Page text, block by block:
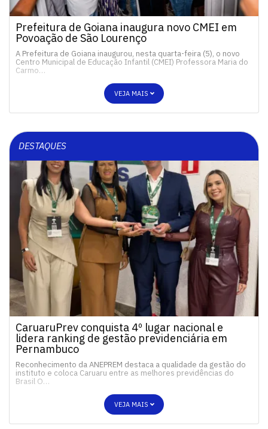
Prefeitura de Goiana inaugura novo CMEI em
Povoação de São Lourenço
A Prefeitura de Goiana inaugurou, nesta quarta-feira (5), o novo
Centro Municipal de Educação Infantil (CMEI) Professora Maria do
Carmo…
VEJA MAIS
DESTAQUES
CaruaruPrev conquista 4º lugar nacional e
lidera ranking de gestão previdenciária em
Pernambuco
Reconhecimento da ANEPREM destaca a qualidade da gestão do
instituto e coloca Caruaru entre as melhores previdências do
Brasil O…
VEJA MAIS